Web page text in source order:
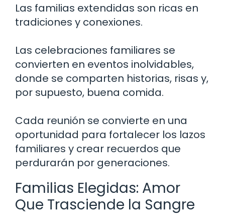
Las familias extendidas son ricas en
tradiciones y conexiones.
Las celebraciones familiares se
convierten en eventos inolvidables,
donde se comparten historias, risas y,
por supuesto, buena comida.
Cada reunión se convierte en una
oportunidad para fortalecer los lazos
familiares y crear recuerdos que
perdurarán por generaciones.
Familias Elegidas: Amor
Que Trasciende la Sangre